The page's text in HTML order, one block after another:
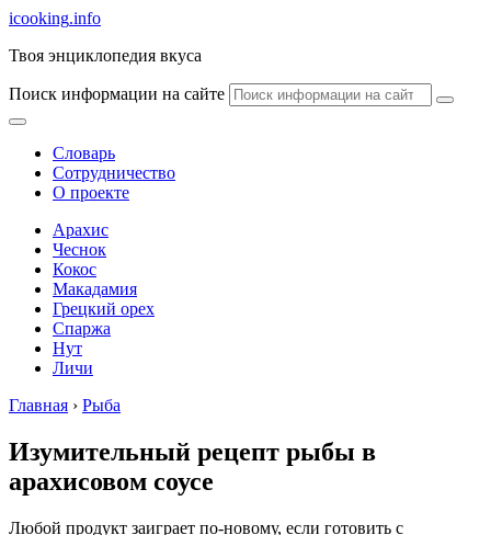
icooking.info
Твоя энциклопедия вкуса
Поиск информации на сайте
Словарь
Сотрудничество
О проекте
Арахис
Чеснок
Кокос
Макадамия
Грецкий орех
Спаржа
Нут
Личи
Главная › Рыба
Изумительный рецепт рыбы в
арахисовом соусе
Любой продукт заиграет по-новому, если готовить с